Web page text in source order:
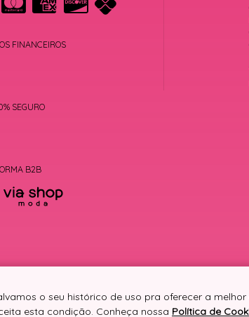
FINANCEIROS
SEGURO
B2B
o seu histórico de uso pra oferecer a
esta condição. Conheça nossa Política de